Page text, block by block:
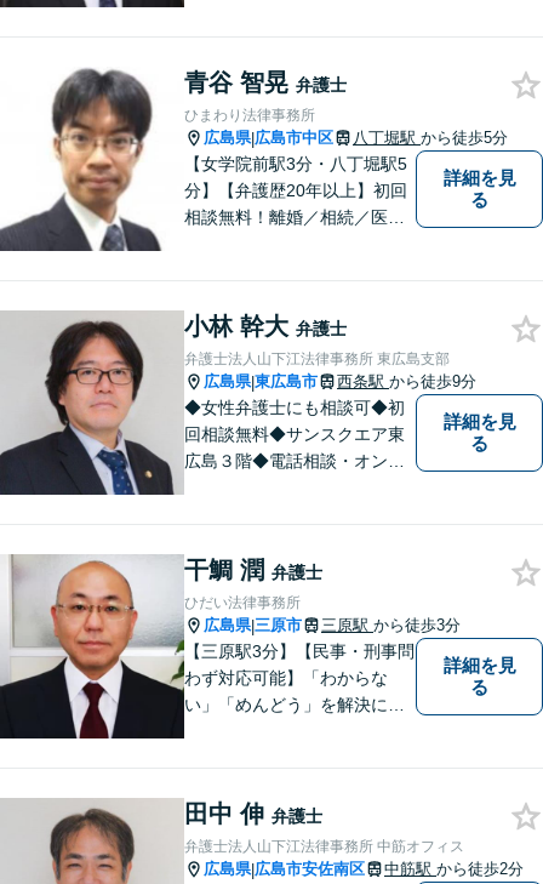
青谷 智晃 弁護士
ひまわり法律事務所
広島県|広島市中区 八丁堀駅 から徒歩5分
【女学院前駅3分・八丁堀駅5
分】【弁護歴20年以上】初回
相談無料！離婚／相続／医療
結果に納得いただけるよう尽
力します！【駐車場有】
詳細を見
る
小林 幹大 弁護士
弁護士法人山下江法律事務所 東広島支部
広島県|東広島市 西条駅 から徒歩9分
◆女性弁護士にも相談可◆初
回相談無料◆サンスクエア東
広島３階◆電話相談・オンラ
しにくいことも安心してご相
談ください。あなたの気持ち
に寄り添い、丁寧にお応えし
ます。
詳細を見
る
干鯛 潤 弁護士
ひだい法律事務所
広島県|三原市 三原駅 から徒歩3分
【三原駅3分】【民事・刑事問
わず対応可能】「わからな
い」「めんどう」を解決に導
動がモットー。身近な頼れる
弁護士として依頼者さまにし
っかりと寄り添います。
詳細を見
る
田中 伸 弁護士
弁護士法人山下江法律事務所 中筋オフィス
広島県|広島市安佐南区 中筋駅 から徒歩2分